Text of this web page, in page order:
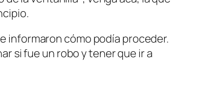
informaron cómo podía proceder.
si fue un robo y tener que ir a